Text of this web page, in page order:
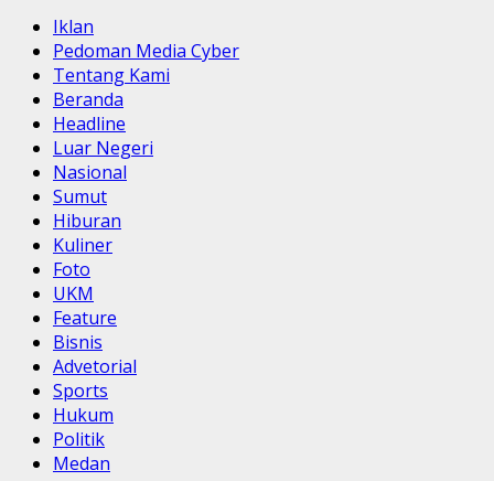
Iklan
Pedoman Media Cyber
Tentang Kami
Beranda
Headline
Luar Negeri
Nasional
Sumut
Hiburan
Kuliner
Foto
UKM
Feature
Bisnis
Advetorial
Sports
Hukum
Politik
Medan